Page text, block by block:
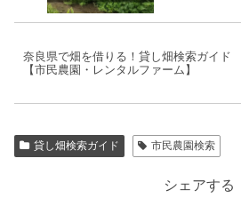
奈良県で畑を借りる！貸し畑検索ガイド
【市民農園・レンタルファーム】
貸し畑検索ガイド 市民農園検索
シェアする